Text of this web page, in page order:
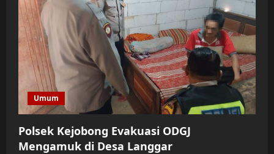
Umum
Polsek Kejobong Evakuasi ODGJ
Mengamuk di Desa Langgar